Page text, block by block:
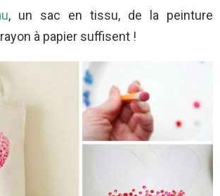
, un sac en tissu, de la peinture
à papier suffisent !